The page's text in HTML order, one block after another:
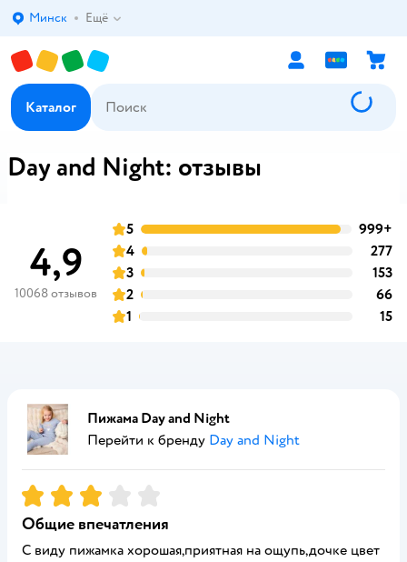
Выбор адреса доставки.
Минск Ещё
Каталог
Day and Night: отзывы
4,9
10068 отзывов
оценка
5 999+
оценка
4 277
оценка
3 153
оценка
2 66
оценка
1 15
Пижама Day and Night
Перейти к бренду Day and Night
Рейтинг:3
Общие впечатления
С виду пижамка хорошая,приятная на ощупь,дочке цвет